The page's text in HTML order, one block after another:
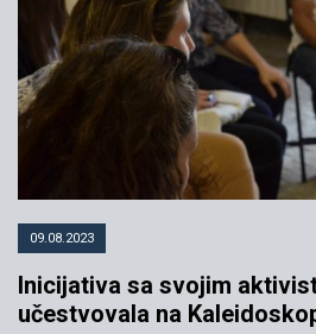
09.08.2023
Inicijativa sa svojim
učestvovala na